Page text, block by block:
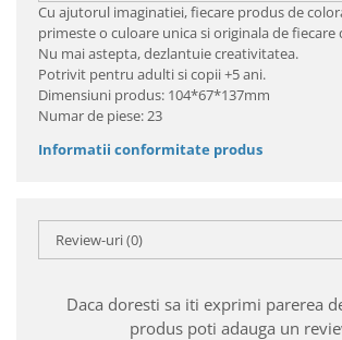
Cu ajutorul imaginatiei, fiecare produs de
primeste o culoare unica si originala de fiecare
Nu mai astepta, dezlantuie creativitatea.
Potrivit pentru adulti si copii +5 ani.
Dimensiuni produs: 104*67*137mm
Numar de piese: 23
Informatii conformitate produs
Review-uri(0)
Daca doresti sa iti exprimi parerea
produs poti adauga un